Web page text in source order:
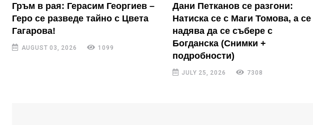
Гръм в рая: Герасим Георгиев –
Геро се разведе тайно с Цвета
Гагарова!
AUGUST 03, 2026 1099
Дани Петканов се разгони:
Натиска се с Маги Томова, а се
надява да се събере с
Богданска (Снимки +
подробности)
JULY 25, 2026 7308